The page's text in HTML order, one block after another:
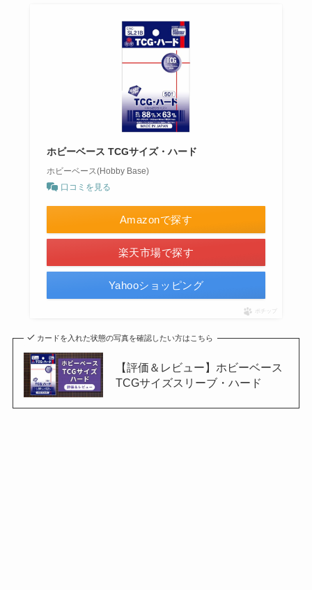
ホビーベース TCGサイズ・ハード
ホビーベース(Hobby Base)
口コミを見る
Amazonで探す
楽天市場で探す
Yahooショッピング
ポチップ
カードを入れた状態の写真を確認したい方はこちら
【評価＆レビュー】ホビーベース
TCGサイズスリーブ・ハード